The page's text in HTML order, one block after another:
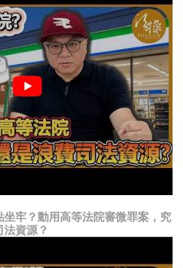
坐牢？動用高等法院審微罪案，究
法資源？